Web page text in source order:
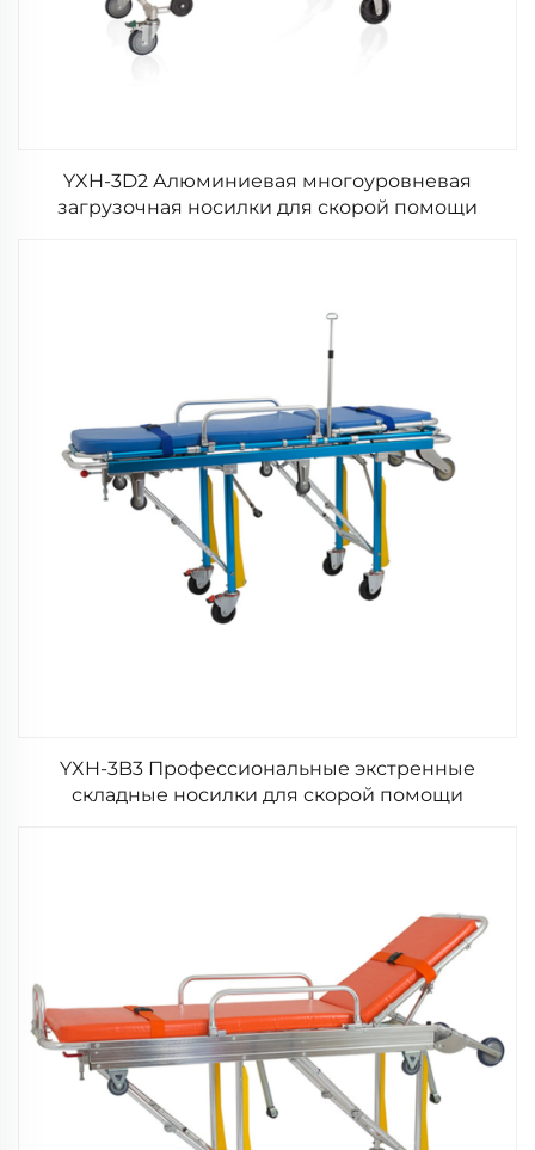
YXH-3D2 Алюминиевая многоуровневая
загрузочная носилки для скорой помощи
YXH-3B3 Профессиональные экстренные
складные носилки для скорой помощи